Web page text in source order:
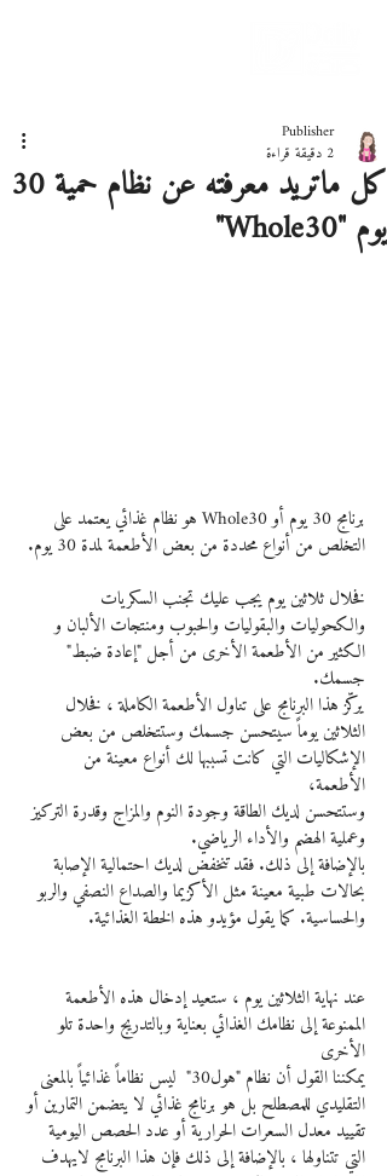
كل ماتريد معرفته عن نظام حمية 30
يوم "Whole30"
Publisher
2 دقيقة قراءة
برنامج 30 يوم أو Whole30 هو نظام غذائي يعتمد على
التخلص من أنواع محددة من بعض الأطعمة لمدة 30 يوم.
فخلال ثلاثين يوم يجب عليك تجنب السكريات
والكحوليات والبقوليات والحبوب ومنتجات الألبان و
الكثير من الأطعمة الأخرى من أجل "إعادة ضبط"
جسمك.
يركّز هذا البرنامج على تناول الأطعمة الكاملة ، فخلال
الثلاثين يوماً سيتحسن جسمك وستتخلص من بعض
الإشكاليات التي كانت تسببها لك أنواع معينة من
الأطعمة،
وستتحسن لديك الطاقة وجودة النوم والمزاج وقدرة التركيز
وعملية الهضم والأداء الرياضي.
بالإضافة إلى ذلك. فقد تنخفض لديك احتمالية الإصابة
بحالات طبية معينة مثل الأكزيما والصداع النصفي والربو
والحساسية. كما يقول مؤيدو هذه الخطة الغذائية.
عند نهاية الثلاثين يوم ، ستعيد إدخال هذه الأطعمة
الممنوعة إلى نظامك الغذائي بعناية وبالتدريج واحدة تلو
الأخرى
يمكننا القول أن نظام "هول30"  ليس نظاماً غذائياً بالمعنى
التقليدي للمصطلح بل هو برنامج غذائي لا يتضمن التمارين أو
تقييد معدل السعرات الحرارية أو عدد الحصص اليومية
التي تتناولها ، بالإضافة إلى ذلك فإن هذا البرنامج لايهدف